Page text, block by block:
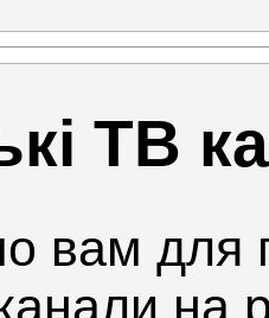
ТВ
вам для
на